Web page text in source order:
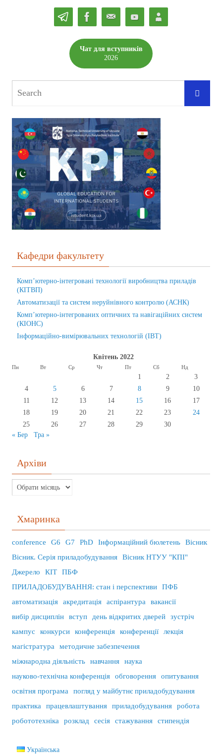
Чат для вступників
2026
Кафедри факультету
Комп’ютерно-інтегровані технології виробництва приладів
(КІТВП)
Автоматизації та систем неруйнівного контролю (АСНК)
Комп’ютерно-інтегрованих оптичних та навігаційних систем
(КІОНС)
Інформаційно-вимірювальних технологій (ІВТ)
Квітень 2022
Пн Вт Ср Чт Пт Сб Нд
1 2
3
4
5 6 7 8 9
10
11
12 13 14 15 16
17
18
19 20 21 22 23
24
25
26 27 28 29
30
« Бер
Тра »
Архіви
Хмаринка
conference G6 G7 PhD Інформаційний бюлетень
Вісник
Вісник. Серія приладобудування
Вісник НТУУ "КПІ"
Джерело
КІТ
ПБФ
ПРИЛАДОБУДУВАННЯ: стан і перспективи
ПФБ
автоматизація
акредитація аспірантура
вакансії
вибір дисциплін
вступ день відкритих дверей
зустріч
кампус
конкурси конференція конференції
лекція
магістратура
методичне забезпечення
міжнародна діяльність
навчання
наука
науково-технічна конференція
обговорення
опитування
освітня програма
погляд у майбутнє приладобудування
практика
працевлаштування приладобудування
робота
робототехніка
розклад сесія стажування стипендія
Українська